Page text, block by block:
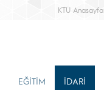
KTÜ Anasayfa
EĞİTİM İDARİ